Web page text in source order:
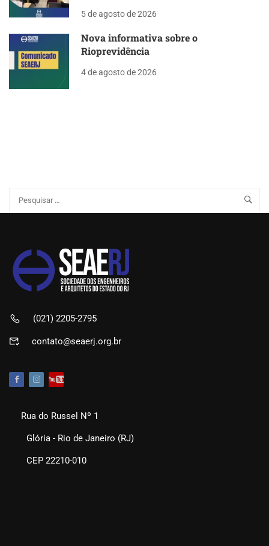
5 de agosto de 2026
Nova informativa sobre o
Rioprevidência
4 de agosto de 2026
(021) 2205-2795
contato@seaerj.org.br
Rua do Russel Nº 1
Glória - Rio de Janeiro (RJ)
CEP 22210-010